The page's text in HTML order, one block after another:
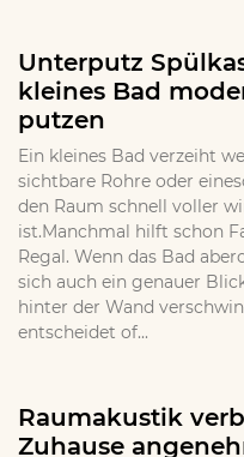
Unterputz
kleines Bad
putzen
Ein kleines Bad verzeiht
sichtbare Rohre oder
den Raum schnell voller
ist.Manchmal hilft schon
Regal. Wenn das Bad
sich auch ein genauer
hinter der Wand
entscheidet of...
Raumakustik
Zuhause